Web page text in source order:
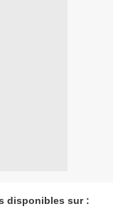
disponibles sur :